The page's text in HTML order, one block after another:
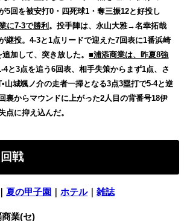
5回を被安打0・四死球1・奪三振12と好投し
に7-3で勝利 。投手陣は、永山大雅→名幸拓哉
継投。4-3と1点リードで迎えた7回表に1番浜崎
加して、突き放した。■浦添商業は、昨夏8強
4と3点を追う6回表、相手失策からまず1点、さ
山城颯ノ介の走者一掃となる3点3塁打で5-4と逆
裏からマウンドに上がった2人目の背番号18伊
点に抑え込んだ。
戦
夏の甲子園 ｜ホテル｜雑誌
商業(セ)